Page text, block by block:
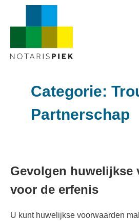
Categorie:
Partnerschap
Gevolgen huwelijkse
voor de erfenis
U kunt huwelijkse voorwaarden